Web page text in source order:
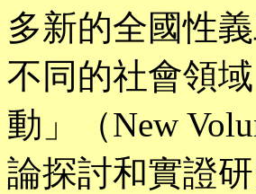
多新的全國性
不同的社會領
動」（New
論探討和實證